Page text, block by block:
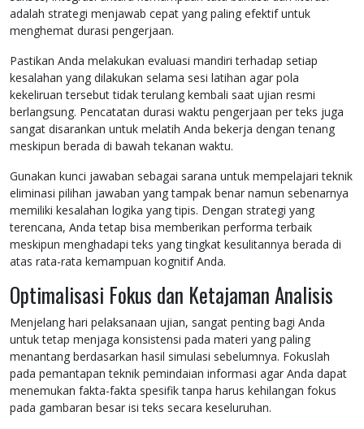
adalah strategi menjawab cepat yang paling efektif untuk
menghemat durasi pengerjaan.
Pastikan Anda melakukan evaluasi mandiri terhadap setiap
kesalahan yang dilakukan selama sesi latihan agar pola
kekeliruan tersebut tidak terulang kembali saat ujian resmi
berlangsung. Pencatatan durasi waktu pengerjaan per teks juga
sangat disarankan untuk melatih Anda bekerja dengan tenang
meskipun berada di bawah tekanan waktu.
Gunakan kunci jawaban sebagai sarana untuk mempelajari teknik
eliminasi pilihan jawaban yang tampak benar namun sebenarnya
memiliki kesalahan logika yang tipis. Dengan strategi yang
terencana, Anda tetap bisa memberikan performa terbaik
meskipun menghadapi teks yang tingkat kesulitannya berada di
atas rata-rata kemampuan kognitif Anda.
Optimalisasi Fokus dan Ketajaman Analisis
Menjelang hari pelaksanaan ujian, sangat penting bagi Anda
untuk tetap menjaga konsistensi pada materi yang paling
menantang berdasarkan hasil simulasi sebelumnya. Fokuslah
pada pemantapan teknik pemindaian informasi agar Anda dapat
menemukan fakta-fakta spesifik tanpa harus kehilangan fokus
pada gambaran besar isi teks secara keseluruhan.